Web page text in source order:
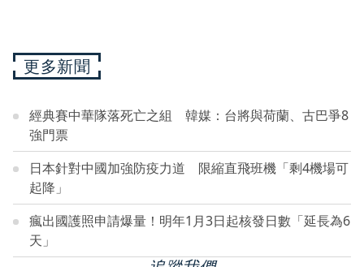
更多新聞
經典賽中華隊落死亡之組 韓媒：台將與荷蘭、古巴爭8
強門票
日本針對中國加強防疫力道 限縮直飛班機「剩4機場可
起降」
瘋出國護照申請爆量！明年1月3日起核發日數「延長為6
天」